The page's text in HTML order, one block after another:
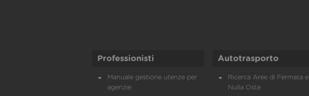
Professionisti
Manuale gestione utenze per
agenzie
Autotrasporto
Ricerca Aree di Fermata e
Nulla Osta